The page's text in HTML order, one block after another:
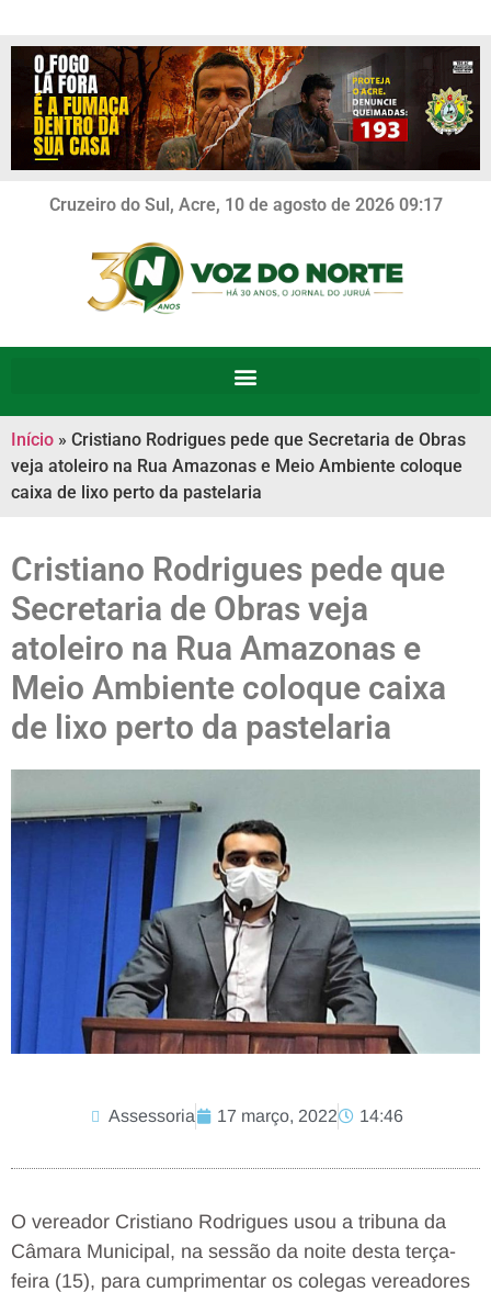
Cruzeiro do Sul, Acre, 10 de agosto de 2026 09:17
Início » Cristiano Rodrigues pede que Secretaria de Obras
veja atoleiro na Rua Amazonas e Meio Ambiente coloque
caixa de lixo perto da pastelaria
Cristiano Rodrigues pede que
Secretaria de Obras veja
atoleiro na Rua Amazonas e
Meio Ambiente coloque caixa
de lixo perto da pastelaria
Assessoria 17 março, 2022 14:46
O vereador Cristiano Rodrigues usou a tribuna da
Câmara Municipal, na sessão da noite desta terça-
feira (15), para cumprimentar os colegas vereadores